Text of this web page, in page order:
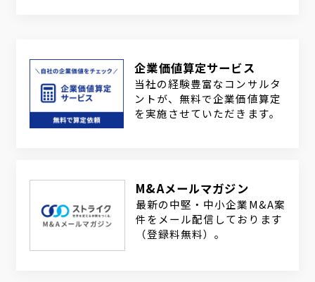
企業価値算定サービス
当社の経験豊富なコンサルタ
ントが、無料で企業価値算定
を実施させていただきます。
M&Aメールマガジン
最新の中堅・中小企業M&A案
件をメール配信しております
（登録料無料）。